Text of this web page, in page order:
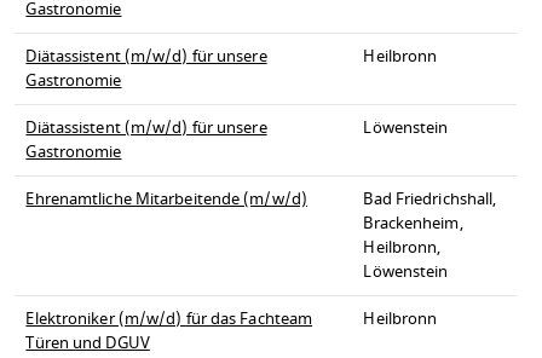
Gastronomie
Diätassistent (m/w/d) für unsere
Gastronomie
Heilbronn
Diätassistent (m/w/d) für unsere
Gastronomie
Löwenstein
Ehrenamtliche Mitarbeitende (m/w/d)
Bad Friedrichshall,
Brackenheim,
Heilbronn,
Löwenstein
Elektroniker (m/w/d) für das Fachteam
Türen und DGUV
Heilbronn